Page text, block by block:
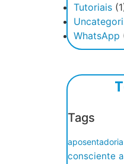
Tutoriais
WhatsApp
Tags
aposentadoria
consciente